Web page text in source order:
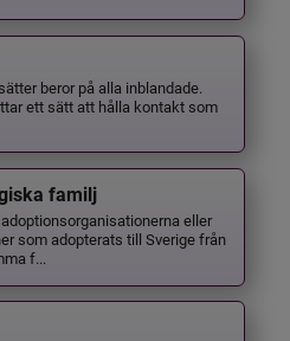
beror på alla inblandade.
ett sätt att hålla kontakt som
familj
eller
som adopterats till Sverige från
f...